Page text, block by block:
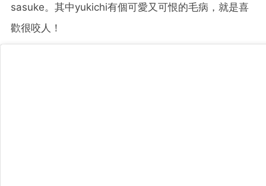
sasuke。其中yukichi有個可愛又可恨的毛病，就是喜
歡很咬人！